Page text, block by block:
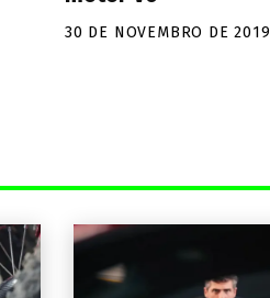
30 DE NOVEMBRO DE 2019